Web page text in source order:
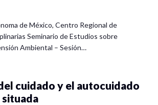
de México, Centro Regional de
Seminario de Estudios sobre
Ambiental – Sesión…
cuidado y el autocuidado